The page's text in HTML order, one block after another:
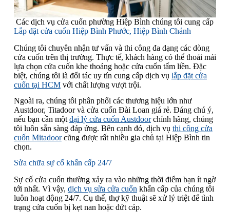
Các dịch vụ cửa cuốn phường Hiệp Bình chúng tôi cung cấp
Lắp đặt cửa cuốn Hiệp Bình Phước, Hiệp Bình Chánh
Chúng tôi chuyên nhận tư vấn và thi công đa dạng các dòng
cửa cuốn trên thị trường. Thực tế, khách hàng có thể thoải mái
lựa chọn cửa cuốn khe thoáng hoặc cửa cuốn tấm liền. Đặc
biệt, chúng tôi là đối tác uy tín cung cấp dịch vụ lắp đặt cửa
cuốn tại HCMvới chất lượng vượt trội.
Ngoài ra, chúng tôi phân phối các thương hiệu lớn như
Austdoor, Titadoor và cửa cuốn Đài Loan giá rẻ. Đáng chú ý,
nếu bạn cần một đại lý cửa cuốn Austdoorchính hãng, chúng
tôi luôn sẵn sàng đáp ứng. Bên cạnh đó, dịch vụ thi công cửa
cuốn Mitadoorcũng được rất nhiều gia chủ tại Hiệp Bình tin
chọn.
Sửa chữa sự cố khẩn cấp 24/7
Sự cố cửa cuốn thường xảy ra vào những thời điểm bạn ít ngờ
tới nhất. Vì vậy, dịch vụ sửa cửa cuốn khẩn cấp của chúng tôi
luôn hoạt động 24/7. Cụ thể, thợ kỹ thuật sẽ xử lý triệt để tình
trạng cửa cuốn bị kẹt nan hoặc đứt cáp.